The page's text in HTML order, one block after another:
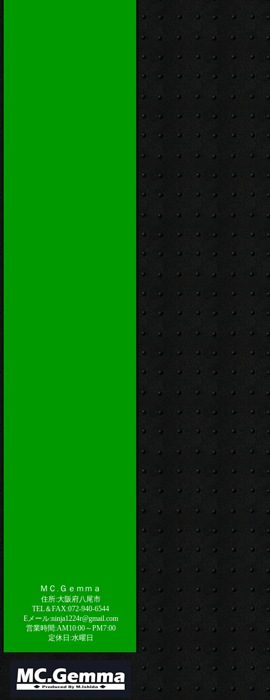
ＭＣ.Ｇｅｍｍａ
住所:大阪府八尾市
TEL＆FAX:072-940-6544
Eメール:ninja1224r@gmail.com
営業時間:AM10:00～PM7:00
定休日:水曜日